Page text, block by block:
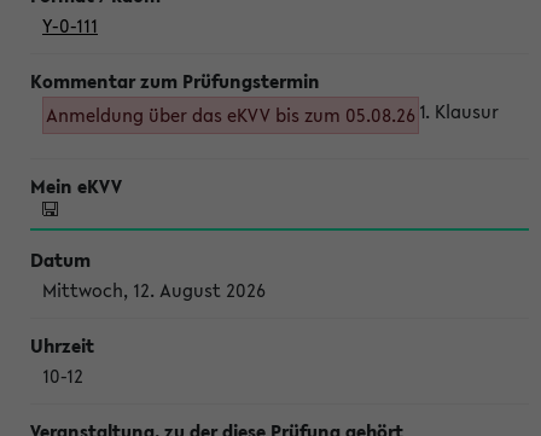
Y-0-111
Anmeldung über das eKVV bis zum 05.08.26 1. Klausur
Mittwoch, 12. August 2026
10-12